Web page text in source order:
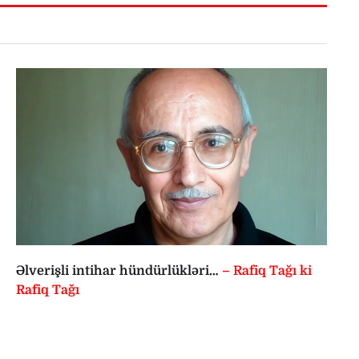
Əlverişli intihar hündürlükləri… – Rafiq Tağı ki
Rafiq Tağı